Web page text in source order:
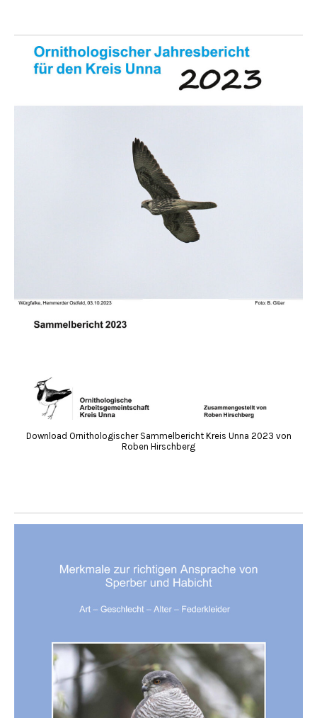
Download Ornithologischer Sammelbericht Kreis Unna 2023 von
Roben Hirschberg